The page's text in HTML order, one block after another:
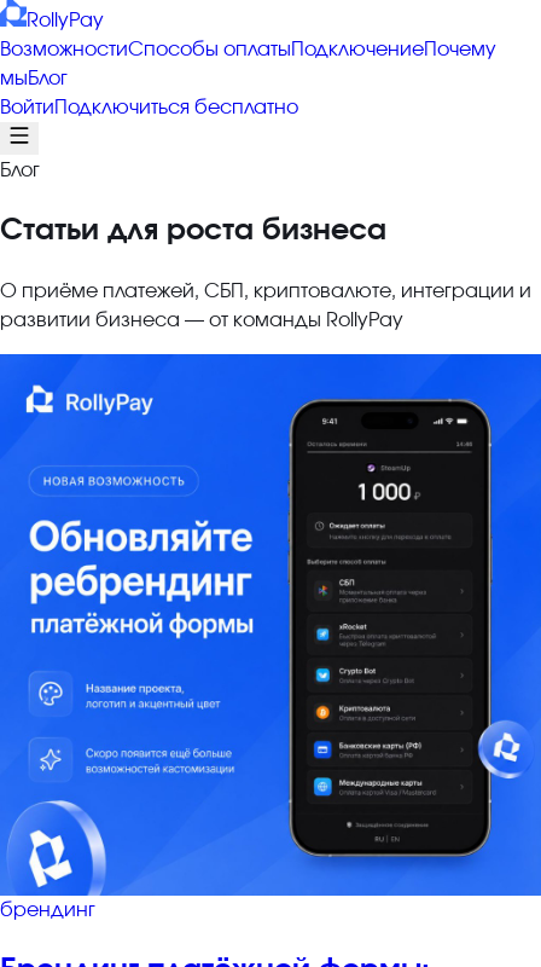
RollyPay
ВозможностиСпособы оплаты Подключение Почему
мыБлог
Войти Подключиться бесплатно
Блог
Статьи для роста бизнеса
О приёме платежей, СБП, криптовалюте, интеграции и
развитии бизнеса — от команды RollyPay
брендинг